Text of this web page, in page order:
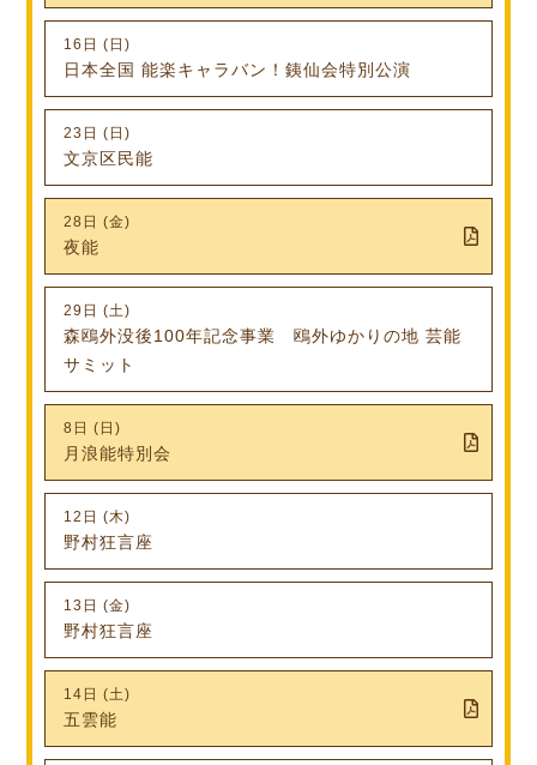
16日 (日)
日本全国 能楽キャラバン！銕仙会特別公演
23日 (日)
文京区民能
28日 (金)
夜能
29日 (土)
森鴎外没後100年記念事業 鴎外ゆかりの地 芸能
サミット
8日 (日)
月浪能特別会
12日 (木)
野村狂言座
13日 (金)
野村狂言座
14日 (土)
五雲能